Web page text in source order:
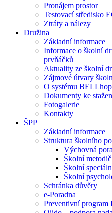
Pronájem prostor
Testovací středisko
Ztráty a nálezy
Družina
Základní informace
Informace o školní
prvňáčků
Aktuality ze školní
Zájmové útvary
O systému BELLhop
Dokumenty ke
Fotogalerie
Kontakty
ŠPP
Základní informace
Struktura školního
Výchovná
Školní
Školní
Školní
Schránka důvěry
e-Poradna
Preventivní